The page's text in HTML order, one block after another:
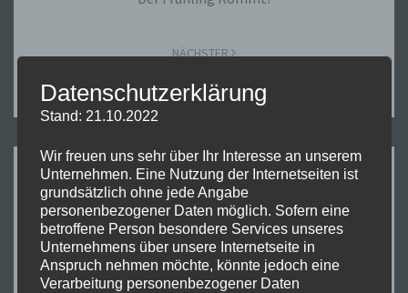
NÄCHSTER
Schreibe einen Kommentar
Deine E-Mail-Adresse wird nicht veröffentlicht.
Erforderliche Felder sind mit*markiert
Datenschutzerklärung
Stand: 21.10.2022
Wir freuen uns sehr über Ihr Interesse an unserem
Unternehmen. Eine Nutzung der Internetseiten ist
grundsätzlich ohne jede Angabe
personenbezogener Daten möglich. Sofern eine
betroffene Person besondere Services unseres
Unternehmens über unsere Internetseite in
Anspruch nehmen möchte, könnte jedoch eine
Verarbeitung personenbezogener Daten